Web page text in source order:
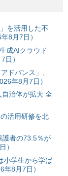
を活用した不
8月7日）
成AIクラウド
日）
ドバンス」、
年8月7日）
治体が拡大 全
活用研修を北
護者の73.5％が
）
小学生から学ば
8月7日）